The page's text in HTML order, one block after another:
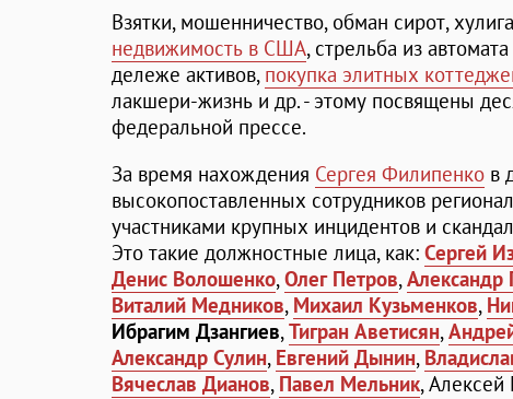
Взятки, мошенничество, обман сирот,
недвижимость в США, стрельба из
дележе активов, покупка элитных
лакшери-жизнь и др. - этому посвящены
федеральной прессе.
За время нахождения Сергея Филипенко в
высокопоставленных сотрудников
участниками крупных инцидентов и
Это такие должностные лица, как: Сергей
Денис Волошенко,Олег Петров,Александр
Виталий Медников, Михаил Кузьменков,
Ибрагим Дзангиев,Тигран Аветисян,
Александр Сулин, Евгений Дынин,
Вячеслав Дианов, Павел Мельник, Алексей